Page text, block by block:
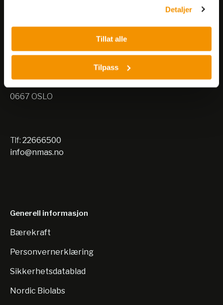
Detaljer
Tillat alle
Tilpass
Nils Hansens vei 8
0667 OSLO
Tlf: 22666500
info@nmas.no
Generell informasjon
Bærekraft
Personvernerklæring
Sikkerhetsdatablad
Nordic Biolabs